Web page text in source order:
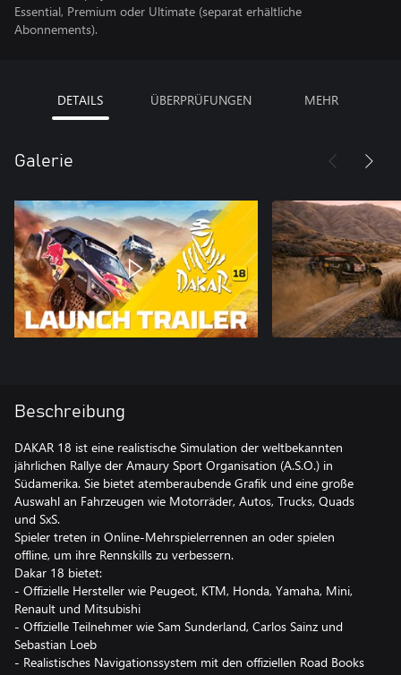
Essential, Premium oder Ultimate (separat erhältliche
Abonnements).
DETAILS ÜBERPRÜFUNGEN MEHR
Galerie
Beschreibung
DAKAR 18 ist eine realistische Simulation der weltbekannten
jährlichen Rallye der Amaury Sport Organisation (A.S.O.) in
Südamerika. Sie bietet atemberaubende Grafik und eine große
Auswahl an Fahrzeugen wie Motorräder, Autos, Trucks, Quads
und SxS.
Spieler treten in Online-Mehrspielerrennen an oder spielen
offline, um ihre Rennskills zu verbessern.
Dakar 18 bietet:
- Offizielle Hersteller wie Peugeot, KTM, Honda, Yamaha, Mini,
Renault und Mitsubishi
- Offizielle Teilnehmer wie Sam Sunderland, Carlos Sainz und
Sebastian Loeb
- Realistisches Navigationssystem mit den offiziellen Road Books